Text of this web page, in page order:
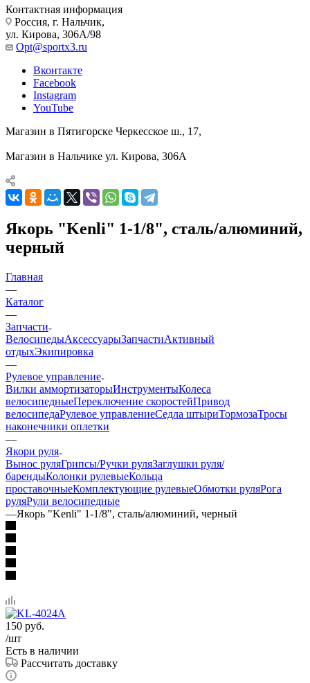
Контактная информация
Россия, г. Нальчик,
ул. Кирова, 306А/98
Opt@sportx3.ru
Вконтакте
Facebook
Instagram
YouTube
Магазин в Пятигорске Черкесское ш., 17,
Магазин в Нальчике ул. Кирова, 306А
Якорь "Kenli" 1-1/8", сталь/алюминий,
черный
Главная
—
Каталог
—
Запчасти
ВелосипедыАксессуарыЗапчастиАктивный
отдыхЭкипировка
—
Рулевое управление
Вилки аммортизаторыИнструментыКолеса
велосипедныеПереключение скоростейПривод
велосипедаРулевое управлениеСедла штыриТормозаТросы
наконечники оплетки
—
Якори руля
Вынос руляГрипсы/Ручки руляЗаглушки руля/
барендыКолонки рулевыеКольца
проставочныеКомплектующие рулевыеОбмотки руляРога
руляРули велосипедные
—Якорь "Kenli" 1-1/8", сталь/алюминий, черный
150 руб.
/шт
Есть в наличии
Рассчитать доставку